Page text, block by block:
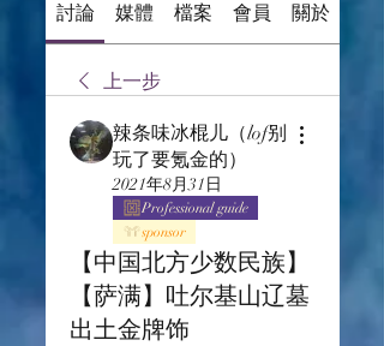
討論 媒體 檔案 會員 關於
上一步
辣条味冰棍儿（lof别
玩了要氪金的）
2021年8月31日
Professional guide
sponsor
【中国北方少数民族】
【萨满】吐尔基山辽墓
出土金牌饰